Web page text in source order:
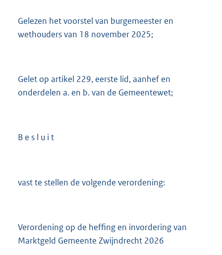
K
b
Gelezen het voorstel van burgemeester en
wethouders van 18 november 2025;
Gelet op artikel 229, eerste lid, aanhef en
onderdelen a. en b. van de Gemeentewet;
B e s l u i t
vast te stellen de volgende verordening:
Verordening op de heffing en invordering van
Marktgeld Gemeente Zwijndrecht 2026